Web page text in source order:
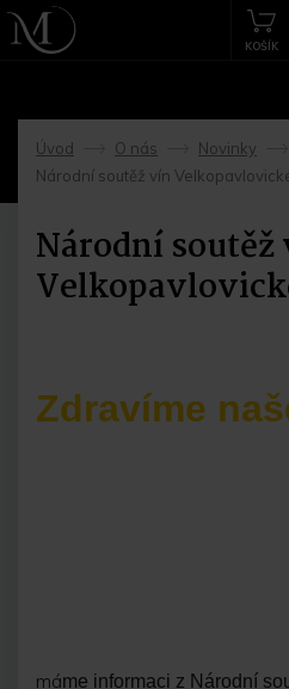
KOŠÍK
Úvod
->
O nás
->
Novinky
Národní soutěž vín
Národní
Zdravíme
máme informaci z Národní